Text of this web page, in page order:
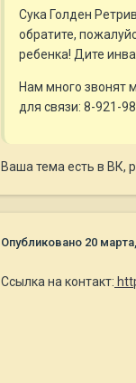
Сука Голден
обратите,
ребенка! Дите
Нам много звонят
для связи: 8-921-
Ваша тема есть в ВК,
Опубликовано 20
Ссылка на контакт: